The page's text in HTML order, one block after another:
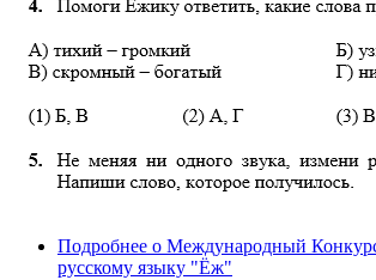
Подробнее о Международный
русскому языку "Ёж"